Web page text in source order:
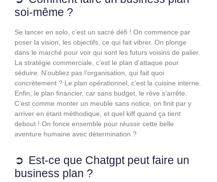
soi-même ?
Se lancer en solo, c’est un sacré défi ! On commence par
poser la vision, les objectifs, ce qui fait vibrer. On plonge
dans le marché pour voir qui sont les futurs voisins de palier.
La stratégie commerciale, c’est le plan d’attaque pour
séduire. N’oubliez pas l’organisation, qui fait quoi
concrètement ? Le plan opérationnel, c’est la cuisine interne.
Enfin, le plan financier, car sans budget, le rêve s’arrête.
C’est comme monter un meuble sans notice, on finit par y
arriver en étant méthodique, et quel kiff quand ça tient
debout ! On fonce ensemble pour réussir cette belle
aventure humaine avec détermination ?
Est-ce que Chatgpt peut faire un
business plan ?